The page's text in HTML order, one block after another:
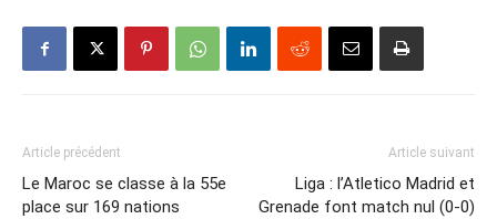
Article précédent
Le Maroc se classe à la 55e
place sur 169 nations
Article suivant
Liga : l’Atletico Madrid et
Grenade font match nul (0-0)